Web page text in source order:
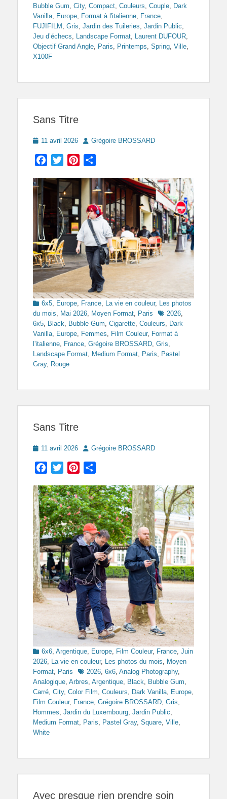
Bubble Gum, City, Compact, Couleurs, Couple, Dark
Vanilla, Europe, Format à l'italienne, France,
FUJIFILM , Gris, Jardin des Tuileries, Jardin Public,
Jeu d’échecs, Landscape Format, Laurent DUFOUR,
Objectif Grand Angle, Paris, Printemps, Spring, Ville,
X100F
Sans Titre
Posted
11 avril 2026 Author
Grégoire BROSSARD
Facebook
TwitterPinterest
Categories
6x5, Europe, France, La vie en couleur, Les photos
du mois, Mai 2026, Moyen Format, Paris Tags2026,
6x5, Black, Bubble Gum, Cigarette, Couleurs, Dark
Vanilla, Europe, Femmes, Film Couleur, Format à
l'italienne, France, Grégoire BROSSARD, Gris,
Landscape Format, Medium Format, Paris, Pastel
Gray, Rouge
Sans Titre
Posted
11 avril 2026 Author
Grégoire BROSSARD
Facebook
TwitterPinterest
Categories
6x6, Argentique, Europe, Film Couleur, France, Juin
2026, La vie en couleur, Les photos du mois, Moyen
Format, Paris Tags2026, 6x6, Analog Photography,
Analogique, Arbres, Argentique, Black, Bubble Gum,
Carré, City, Color Film, Couleurs, Dark Vanilla, Europe,
Film Couleur, France, Grégoire BROSSARD, Gris,
Hommes, Jardin du Luxembourg, Jardin Public,
Medium Format, Paris, Pastel Gray, Square, Ville,
White
Avec presque rien prendre soin